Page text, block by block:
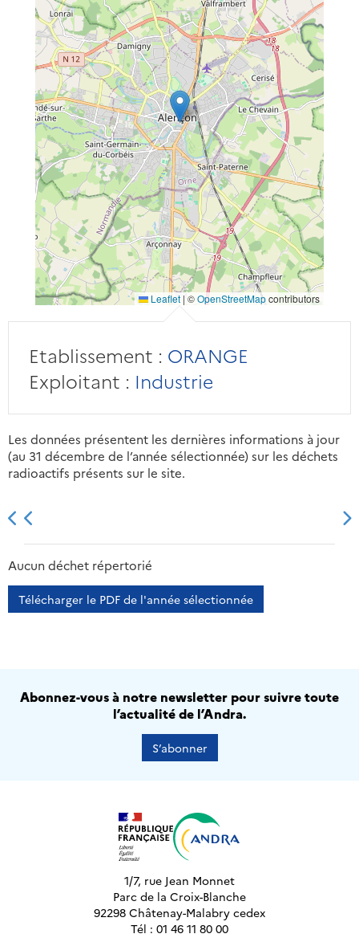
Leaflet | ©OpenStreetMapcontributors
Etablissement : ORANGE
Exploitant : Industrie
Les données présentent les dernières informations à jour
(au 31 décembre de l’année sélectionnée) sur les déchets
radioactifs présents sur le site.
2013 2014
Aucun déchet répertorié
Télécharger le PDF de l'année sélectionnée
Abonnez-vous à notre newsletter pour suivre toute
l’actualité de l’Andra.
S’abonner
1/7, rue Jean Monnet
Parc de la Croix-Blanche
92298 Châtenay-Malabry cedex
Tél : 01 46 11 80 00